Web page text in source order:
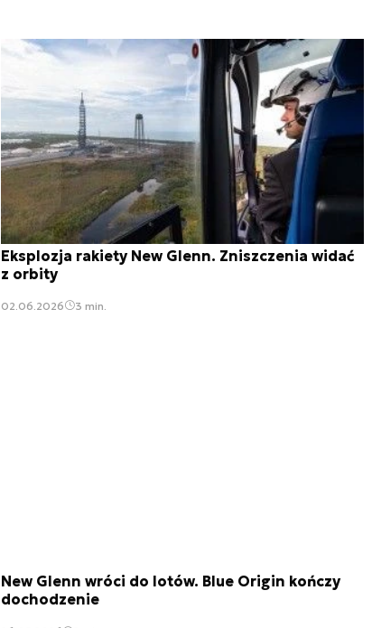
Eksplozja rakiety New Glenn. Zniszczenia widać
z orbity
02.06.2026 3 min.
New Glenn wróci do lotów. Blue Origin kończy
dochodzenie